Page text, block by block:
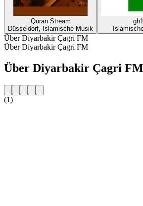
Quran Stream
Düsseldorf, Islamische Musik
gh1
Über Diyarbakir Çagri FM
Über Diyarbakir Çagri FM
Über Diyarbakir Çagri FM
(1)